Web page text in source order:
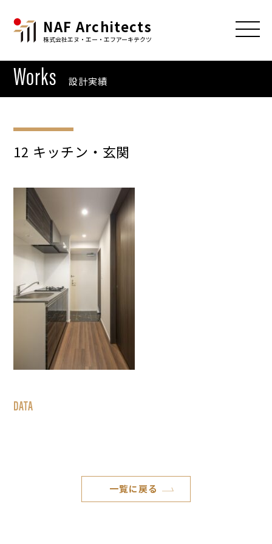
NAF Architects
株式会社エヌ・エー・エフアーキテクツ
Works 設計実績
12 キッチン・玄関
DATA
一覧に戻る